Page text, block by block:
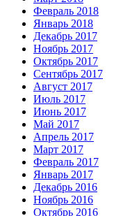
Февраль 2018
Январь 2018
Декабрь 2017
Ноябрь 2017
Октябрь 2017
Сентябрь 2017
Август 2017
Июль 2017
Июнь 2017
Май 2017
Апрель 2017
Март 2017
Февраль 2017
Январь 2017
Декабрь 2016
Ноябрь 2016
Октябрь 2016